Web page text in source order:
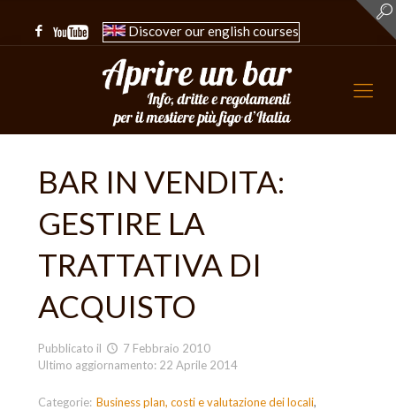
Discover our english courses
BAR IN VENDITA:
GESTIRE LA
TRATTATIVA DI
ACQUISTO
Pubblicato il
7 Febbraio 2010
Ultimo aggiornamento: 22 Aprile 2014
Categorie: Business plan, costi e valutazione dei locali